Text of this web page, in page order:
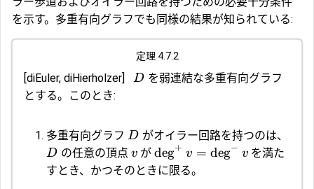
を示す。多重有向グラフでも同様の結果が知られている:
定理 4.7.2
[diEuler, diHierholzer] D を弱連結な多重有向グラフ
とする。このとき:
多重有向グラフ D がオイラー回路を持つのは、
D の任意の頂点 v がdeg+ v = deg− v を満た
すとき、かつそのときに限る。